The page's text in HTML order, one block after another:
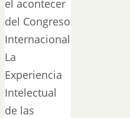
el acontecer
del Congreso
Internacional
La
Experiencia
Intelectual
de las